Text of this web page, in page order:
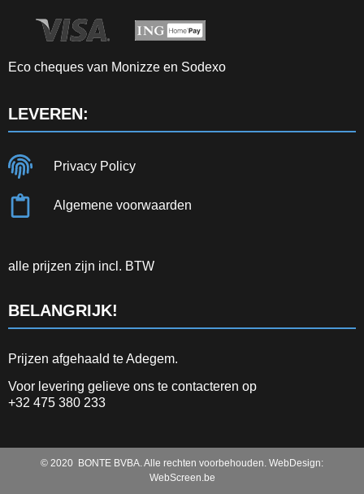
Eco cheques van Monizze en Sodexo
LEVEREN:
Privacy Policy
Algemene voorwaarden
alle prijzen zijn incl. BTW
BELANGRIJK!
Prijzen afgehaald te Adegem.
Voor levering gelieve ons te contacteren op
+32 475 380 233
© 2020 BONTE BVBA. Alle rechten voorbehouden. WebDesign:
WebScreen.be